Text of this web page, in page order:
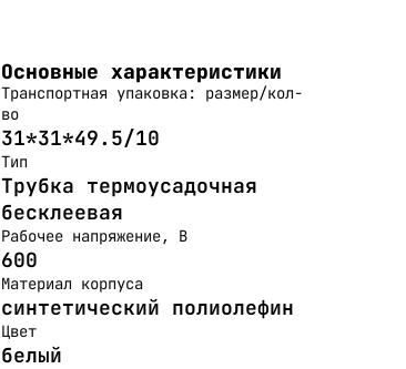
Основные характеристики
Транспортная упаковка: размер/кол-
во
31*31*49.5/10
Тип
Трубка термоусадочная
бесклеевая
Рабочее напряжение, В
600
Материал корпуса
синтетический полиолефин
Цвет
белый